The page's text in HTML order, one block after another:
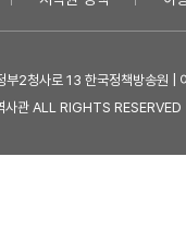
부2청사로 13 한국정책방송
관 ALL RIGHTS RESERVED